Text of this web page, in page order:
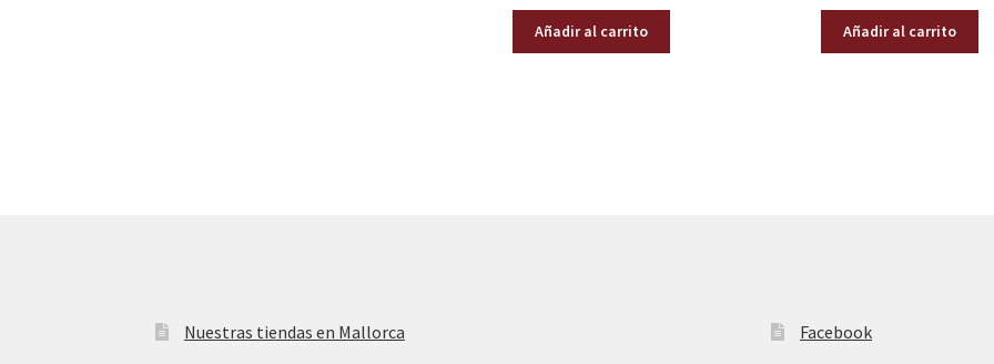
Añadir al carrito Añadir al carrito
Nuestras tiendas en Mallorca Facebook